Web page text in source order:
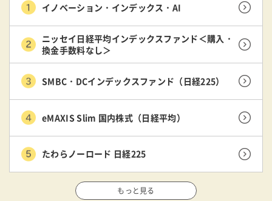
イノベーション・インデックス・AI
ニッセイ日経平均インデックスファンド＜購入・
換金手数料なし＞
SMBC・DCインデックスファンド（日経225）
eMAXIS Slim 国内株式（日経平均）
たわらノーロード 日経225
もっと見る